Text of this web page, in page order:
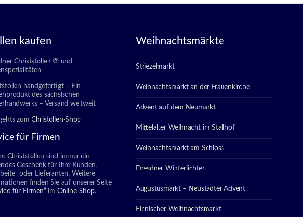
kaufen
Christstollen ® und
handgefertigt – Ein
des sächsischen
– Versand weltweit
zum Christollen-Shop
für Firmen
Christstollen sind immer ein
Geschenk für Ihre Kunden,
oder Lieferanten. Weitere
finden Sie auf unserer Seite
für Firmen“ im Online-Shop.
Weihnachtsmärkte
Striezelmarkt
Weihnachtsmarkt an der Frauenkirche
Advent auf dem Neumarkt
Mittelalter Weihnacht im Stallhof
Weihnachtsmarkt am Schloss
Dresdner Winterlichter
Augustusmarkt – Neustädter Advent
Finnischer Weihnachtsmarkt